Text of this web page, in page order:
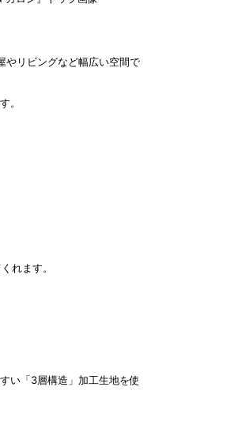
やリビングなど幅広い空間で
。
れます。
い「3層構造」加工生地を使